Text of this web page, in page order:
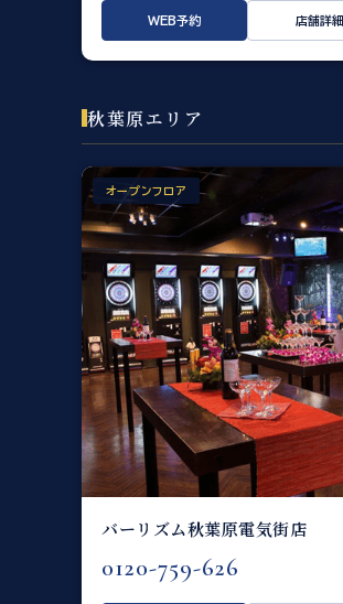
WEB予約 店舗詳細
秋葉原エリア
オープンフロア
バーリズム秋葉原電気街店
0120-759-626